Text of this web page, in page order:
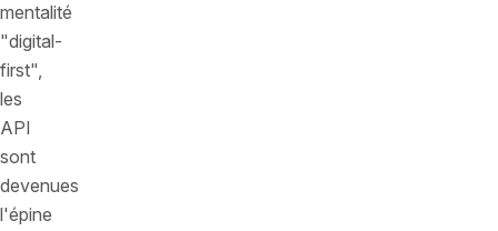
mentalité
"digital-
first",
les
API
sont
devenues
l'épine